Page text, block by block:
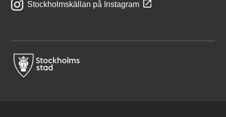
Stockholmskällan på Instagram